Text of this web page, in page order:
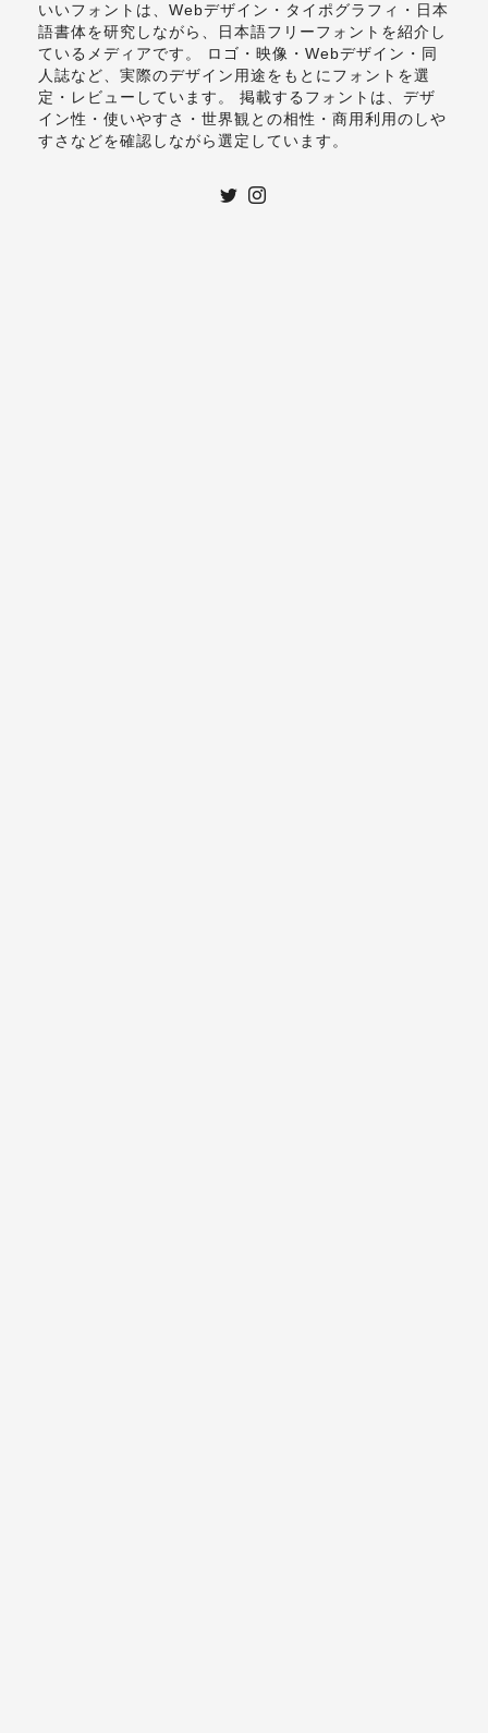
いいフォントは、Webデザイン・タイポグラフィ・日本
語書体を研究しながら、日本語フリーフォントを紹介し
ているメディアです。 ロゴ・映像・Webデザイン・同
人誌など、実際のデザイン用途をもとにフォントを選
定・レビューしています。 掲載するフォントは、デザ
イン性・使いやすさ・世界観との相性・商用利用のしや
すさなどを確認しながら選定しています。